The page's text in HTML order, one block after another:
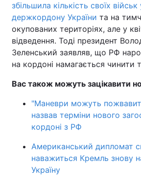
збільшила кількість своїх
держкордону України та на
окупованих територіях, але у
відведення. Тоді президент
Зеленський заявляв, що РФ
на кордоні намагається чинити
Вас також можуть зацікавити
"Маневри можуть
назвав терміни нового
кордоні з РФ
Американський дипломат
наважиться Кремль знову
Україну